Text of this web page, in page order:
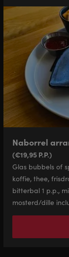
Naborrel
(€19,95 P.P.)
Glas bubbels of
koffie, thee,
bitterbal 1 p.p.,
mosterd/dille